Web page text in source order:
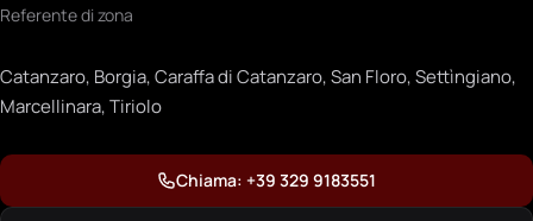
Referente di zona
Catanzaro, Borgia, Caraffa di Catanzaro, San Floro, Settìngiano,
Marcellinara, Tiriolo
Chiama: +39 329 9183551